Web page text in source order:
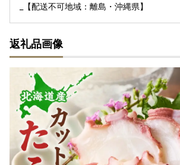
_【配送不可地域：離島・沖縄県】
返礼品画像